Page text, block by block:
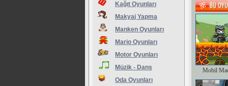
Kağıt Oyunları
Makyaj Yapma
Manken Oyunları
Mario Oyunları
Motor Oyunları
Müzik - Dans
Oda Oyunları
Mobil